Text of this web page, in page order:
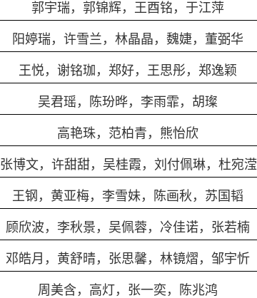
郭宇瑞，郭锦辉，王酉铭，于江萍
阳婷瑞，许雪兰，林晶晶，魏婕，董弼华
王悦，谢铭珈，郑好，王思彤，郑逸颖
吴君瑶，陈玢晔，李雨霏，胡璨
高艳珠，范柏青，熊怡欣
张博文，许甜甜，吴桂霞，刘付佩琳，杜宛滢
王钢，黄亚梅，李雪妹，陈画秋，苏国韬
顾欣波，李秋景，吴佩蓉，冷佳诺，张若楠
邓皓月，黄舒晴，张思馨，林镜熠，邹宇忻
周美含，高灯，张一奕，陈兆鸿